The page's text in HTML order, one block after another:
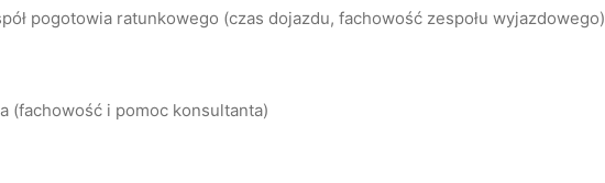
pogotowia ratunkowego (czas dojazdu, fachowość zespołu wyjazdowego)
(fachowość i pomoc konsultanta)